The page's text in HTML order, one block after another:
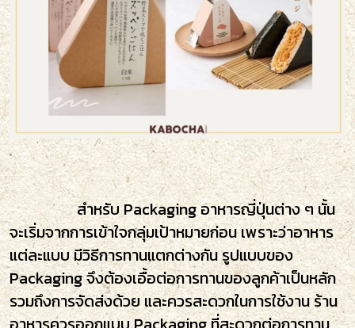
สำหรับ Packaging อาหารญี่ปุ่นต่าง ๆ นั้น
จะเริ่มจากการเข้าใจกลุ่มเป้าหมายก่อน เพราะว่าอาหาร
แต่ละแบบ มีวิธีการทานแตกต่างกัน รูปแบบของ
Packaging จึงต้องเอื้อต่อการทานของลูกค้าเป็นหลัก
รวมถึงการจัดส่งด้วย และควรสะดวกในการใช้งาน ร้าน